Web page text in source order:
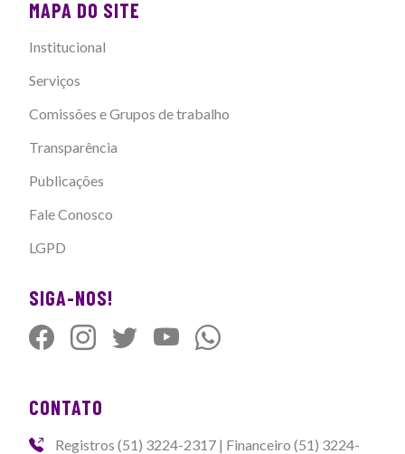
MAPA DO SITE
Institucional
Serviços
Comissões e Grupos de trabalho
Transparência
Publicações
Fale Conosco
LGPD
SIGA-NOS!
CONTATO
Registros (51) 3224-2317 | Financeiro (51) 3224-